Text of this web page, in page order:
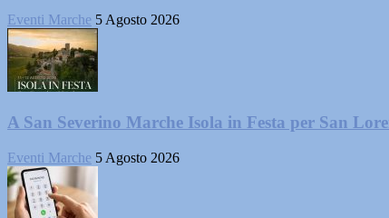
Eventi Marche 5 Agosto 2026
A San Severino Marche Isola in Festa per San
Eventi Marche 5 Agosto 2026